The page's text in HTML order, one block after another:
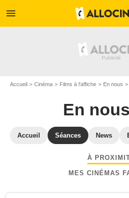
menu
Accueil Cinéma Films à l'affiche En nous
En nous
Accueil Séances News
À
MES CINÉMAS